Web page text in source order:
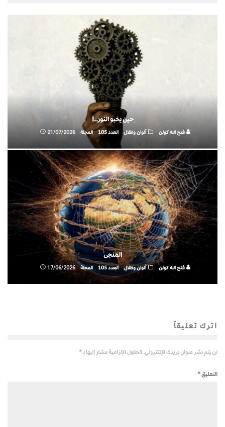
حين يخبو النور..!
فتح الله كولن ألوان وظلال العدد 105 المجلة 21/07/2026
المَنجى
فتح الله كولن ألوان وظلال العدد 105 المجلة 17/06/2026
اترك تعليقاً
لن يتم نشر عنوان بريدك الإلكتروني. الحقول الإلزامية مشار إليها بـ*
التعليق*